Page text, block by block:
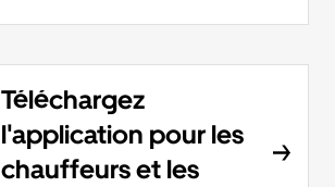
Téléchargez
l'application pour les
chauffeurs et les